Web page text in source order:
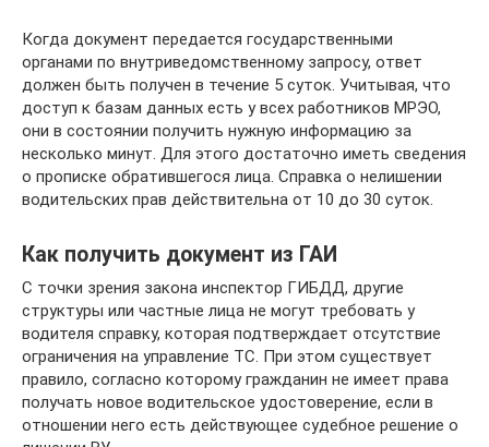
Когда документ передается государственными
органами по внутриведомственному запросу, ответ
должен быть получен в течение 5 суток. Учитывая, что
доступ к базам данных есть у всех работников МРЭО,
они в состоянии получить нужную информацию за
несколько минут. Для этого достаточно иметь сведения
о прописке обратившегося лица. Справка о нелишении
водительских прав действительна от 10 до 30 суток.
Как получить документ из ГАИ
С точки зрения закона инспектор ГИБДД, другие
структуры или частные лица не могут требовать у
водителя справку, которая подтверждает отсутствие
ограничения на управление ТС. При этом существует
правило, согласно которому гражданин не имеет права
получать новое водительское удостоверение, если в
отношении него есть действующее судебное решение о